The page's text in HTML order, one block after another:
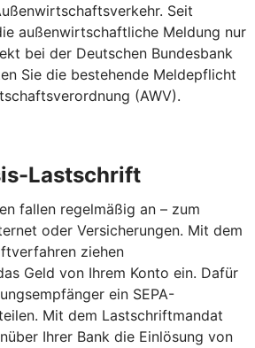
Seit
außenwirtschaftliche Meldung nur
bei der Deutschen Bundesbank
Sie die bestehende Meldepflicht
(AWV).
Lastschrift
fallen regelmäßig an – zum
oder Versicherungen. Mit dem
ziehen
Geld von Ihrem Konto ein. Dafür
ein SEPA-
Mit dem Lastschriftmandat
Ihrer Bank die Einlösung von